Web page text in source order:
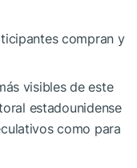
compran y
visibles de este
estadounidense
como para